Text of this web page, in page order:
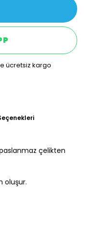
ücretsiz kargo
çelikten
oluşur.